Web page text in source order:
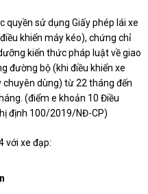
quyền sử dụng Giấy phép lái xe
khiển máy kéo), chứng chỉ
kiến thức pháp luật về giao
đường bộ (khi điều khiển xe
chuyên dùng) từ 22 tháng đến
(điểm e khoản 10 Điều
định 100/2019/NĐ-CP)
với xe đạp: